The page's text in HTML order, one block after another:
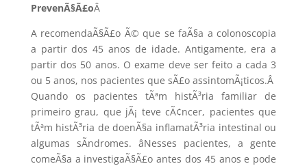
PrevenÃ§Ã£oÂ
A recomendaÃ§Ã£o Ã© que se faÃ§a a colonoscopia
a partir dos 45 anos de idade. Antigamente, era a
partir dos 50 anos. O exame deve ser feito a cada 3
ou 5 anos, nos pacientes que sÃ£o assintomÃ¡ticos.Â
Quando os pacientes tÃªm histÃ³ria familiar de
primeiro grau, que jÃ¡ teve cÃ¢ncer, pacientes que
tÃªm histÃ³ria de doenÃ§a inflamatÃ³ria intestinal ou
algumas sÃ­ndromes. âNesses pacientes, a gente
comeÃ§a a investigaÃ§Ã£o antes dos 45 anos e pode